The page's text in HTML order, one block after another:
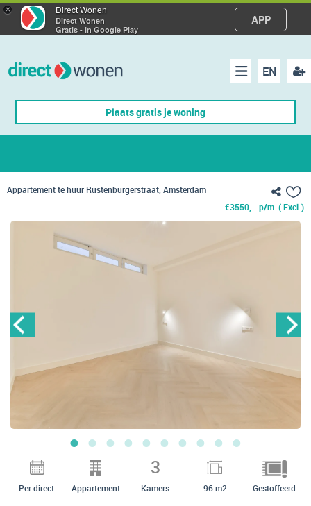
× Direct Wonen
Direct Wonen
Gratis - In Google Play
APP
EN
Menu
Plaats gratis je woning
Appartement te huur Rustenburgerstraat, Amsterdam
€3550, - p/m ( Excl.)
Per direct Appartement
3
Kamers 96 m2 Gestoffeerd